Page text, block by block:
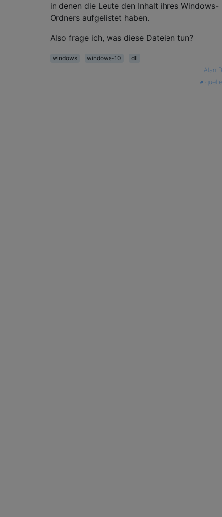
in denen die Leute den Inhalt ihres Windows-
Ordners aufgelistet haben.
Also frage ich, was diese Dateien tun?
windows windows-10
dll
Alan B
quelle